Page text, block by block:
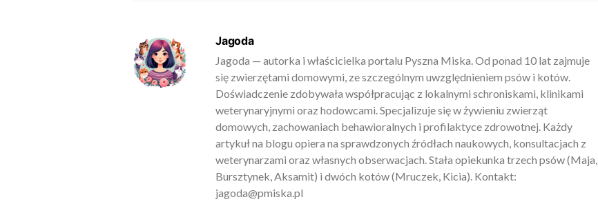
Jagoda
Jagoda — autorka i właścicielka portalu Pyszna Miska. Od ponad 10 lat zajmuje
się zwierzętami domowymi, ze szczególnym uwzględnieniem psów i kotów.
Doświadczenie zdobywała współpracując z lokalnymi schroniskami, klinikami
weterynaryjnymi oraz hodowcami. Specjalizuje się w żywieniu zwierząt
domowych, zachowaniach behawioralnych i profilaktyce zdrowotnej. Każdy
artykuł na blogu opiera na sprawdzonych źródłach naukowych, konsultacjach z
weterynarzami oraz własnych obserwacjach. Stała opiekunka trzech psów (Maja,
Bursztynek, Aksamit) i dwóch kotów (Mruczek, Kicia). Kontakt:
jagoda@pmiska.pl